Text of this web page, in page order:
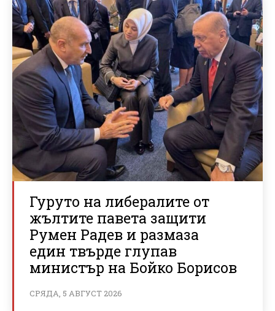
Гуруто на либералите от
жълтите павета защити
Румен Радев и размаза
един твърде глупав
министър на Бойко Борисов
СРЯДА, 5 АВГУСТ 2026